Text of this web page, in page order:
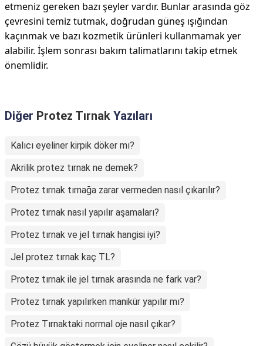
etmeniz gereken bazı şeyler vardır. Bunlar arasında göz
çevresini temiz tutmak, doğrudan güneş ışığından
kaçınmak ve bazı kozmetik ürünleri kullanmamak yer
alabilir. İşlem sonrası bakım talimatlarını takip etmek
önemlidir.
Diğer Protez Tırnak Yazıları
Kalıcı eyeliner kirpik döker mı?
Akrilik protez tırnak ne demek?
Protez tırnak tırnağa zarar vermeden nasıl çıkarılır?
Protez tırnak nasıl yapılır aşamaları?
Protez tırnak ve jel tırnak hangisi iyi?
Jel protez tırnak kaç TL?
Protez tırnak ile jel tırnak arasında ne fark var?
Protez tırnak yapılırken manikür yapılır mı?
Protez Tırnaktaki normal oje nasıl çıkar?